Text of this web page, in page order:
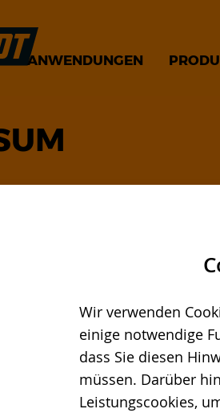
Wir verwenden
einige notwendige
dass Sie diesen
müssen. Darüber
Leistungscookies,
ANWENDUNGEN
GmbH
Dr. Philipp